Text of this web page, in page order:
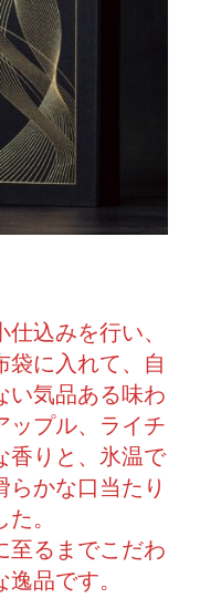
込みを行い、
袋に入れて、自
い気品ある味わ
ップル、ライチ
香りと、氷温で
かな口当たり
。
至るまでこだわ
品です。